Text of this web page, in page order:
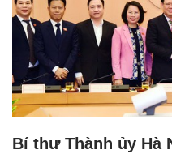
Bí thư Thành ủy Hà